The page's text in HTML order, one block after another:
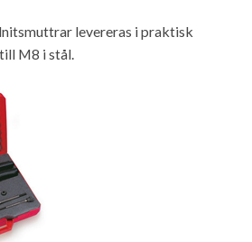
levereras i praktisk
M8 i stål.